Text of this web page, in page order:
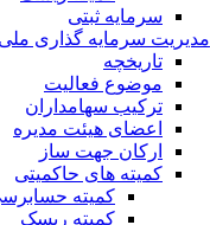
سرمایه ثبتی
مدیریت سرمایه گذاری ملی
تاریخچه
موضوع فعالیت
ترکیب سهامداران
اعضای هیئت مدیره
ارکان جهت ساز
کمیته های حاکمیتی
کمیته
کمیته ریسک